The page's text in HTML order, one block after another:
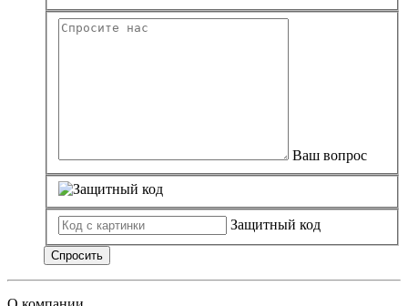
Ваш вопрос
Защитный код
Спросить